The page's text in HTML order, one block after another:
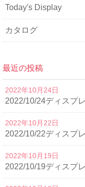
Today's Display
カタログ
最近の投稿
2022/10/24ディスプ
2022年10月24日
2022/10/22ディスプ
2022年10月22日
2022/10/19ディスプ
2022年10月19日